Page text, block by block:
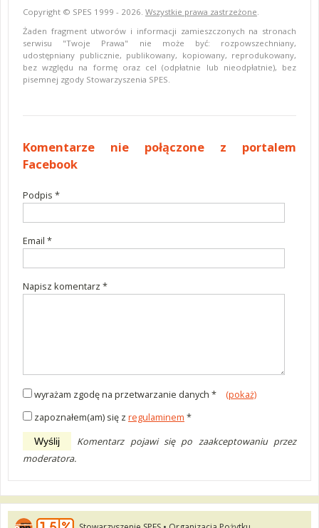
Copyright © SPES 1999 - 2026. Wszystkie prawa zastrzeżone.
Żaden fragment utworów i informacji zamieszczonych na stronach
serwisu "Twoje Prawa" nie może być: rozpowszechniany,
udostępniany publicznie, publikowany, kopiowany, reprodukowany,
bez względu na formę oraz cel (odpłatnie lub nieodpłatnie), bez
pisemnej zgody Stowarzyszenia SPES.
Komentarze nie połączone z portalem
Facebook
Podpis *
Email *
Napisz komentarz *
wyrażam zgodę na przetwarzanie danych *
(pokaż)
zapoznałem(am) się z regulaminem *
Wyślij
Komentarz pojawi się po zaakceptowaniu przez
moderatora.